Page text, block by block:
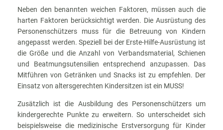
Neben den benannten weichen Faktoren, müssen auch die
harten Faktoren berücksichtigt werden. Die Ausrüstung des
Personenschützers muss für die Betreuung von Kindern
angepasst werden. Speziell bei der Erste-Hilfe-Ausrüstung ist
die Größe und die Anzahl von Verbandsmaterial, Schienen
und Beatmungsutensilien entsprechend anzupassen. Das
Mitführen von Getränken und Snacks ist zu empfehlen. Der
Einsatz von altersgerechten Kindersitzen ist ein MUSS!
Zusätzlich ist die Ausbildung des Personenschützers um
kindergerechte Punkte zu erweitern. So unterscheidet sich
beispielsweise die medizinische Erstversorgung für Kinder